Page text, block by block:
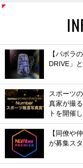
【バボラ
DRIVE」
スポーツ
真家が撮
トを開催
【同僚や
が募集スタ